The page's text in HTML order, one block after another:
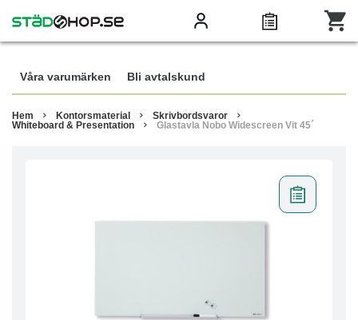
Våra varumärken Bli avtalskund
Hem Kontorsmaterial
Skrivbordsvaror
Whiteboard & Presentation
Glastavla Nobo Widescreen Vit 45´